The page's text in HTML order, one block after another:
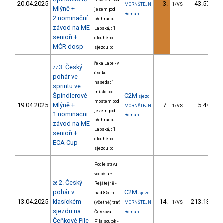
20.04.2025
Mlýně +
2.nominační
závod na ME
senioři +
MČR dosp
jezem pod
přehradou
Labská, cíl
dlouhého
sjezdu po
MORNŠTEJN
Roman
3. 1/VS 43.57
19.04.2025
27 3. Český
pohár ve
sprintu ve
Špindlerově
Mlýně +
1.nominační
závod na ME
senioři +
ECA Cup
řeka Labe - v
úseku
nasedací
místo pod
mostem pod
jezem pod
přehradou
Labská, cíl
dlouhého
sjezdu po
C2M sjezd
MORNŠTEJN
Roman
7. 1/VS 5.44
13.04.2025
26 2. Český
pohár v
klasickém
sjezdu na
Čeňkově Pile
Podle stavu
vodočtu v
Rejštejně -
nad 85cm
(včetně) trať
Čeňkova
Pila soutok -
C2M sjezd
MORNŠTEJN
Roman
14. 1/VS 213.13